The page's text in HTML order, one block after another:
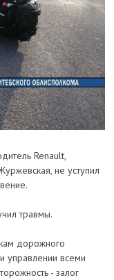
Renault,
не уступил
травмы.
дорожного
управлении всеми
- залог